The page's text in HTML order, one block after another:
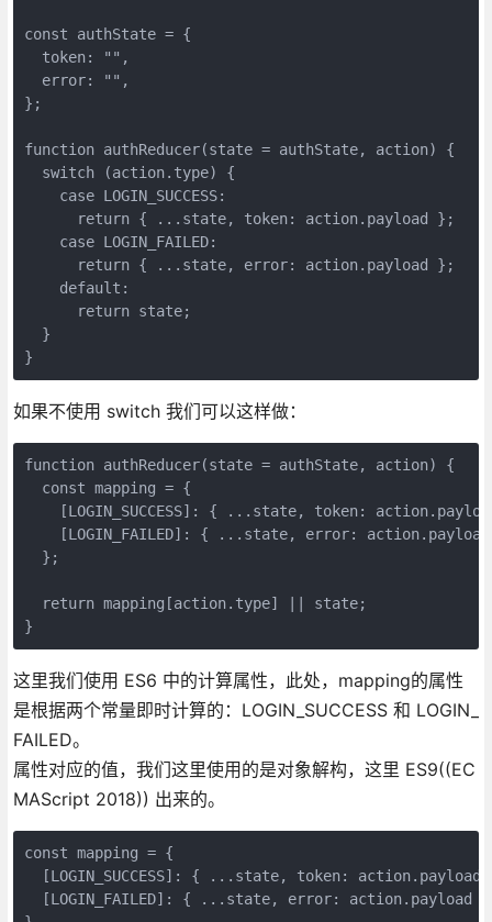
const authState = {
  token: "",
  error: "",
};
function authReducer(state = authState, action) {
  switch (action.type) {
    case LOGIN_SUCCESS:
      return { ...state, token: action.payload };
    case LOGIN_FAILED:
      return { ...state, error: action.payload };
    default:
      return state;
  }
}
如果不使用 switch 我们可以这样做：
function authReducer(state = authState, action) {
  const mapping = {
[LOGIN_SUCCESS]: { ...state, token:
[LOGIN_FAILED]: { ...state, error:
  };
  return mapping[action.type] || state;
}
这里我们使用 ES6 中的计算属性，此处，mapping的属性
是根据两个常量即时计算的：LOGIN_SUCCESS 和 LOGIN_
FAILED。
属性对应的值，我们这里使用的是对象解构，这里 ES9((EC
MAScript 2018)) 出来的。
const mapping = {
[LOGIN_SUCCESS]: { ...state, token: action.payload
  [LOGIN_FAILED]: { ...state, error: action.payload }